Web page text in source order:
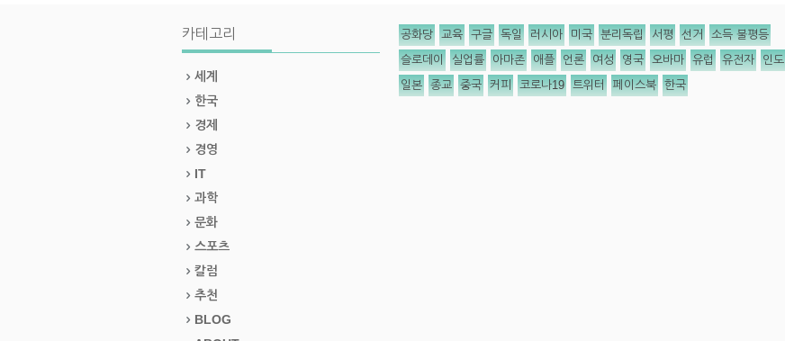
카테고리
세계
한국
경제
경영
IT
과학
문화
스포츠
칼럼
추천
BLOG
공화당 교육 구글 독일 러시아 미국 분리독립 서평 선거 소득 불평등
슬로데이 실업률 아마존 애플 언론 여성 영국 오바마 유럽 유전자 인도
일본 종교 중국 커피 코로나19 트위터 페이스북 한국